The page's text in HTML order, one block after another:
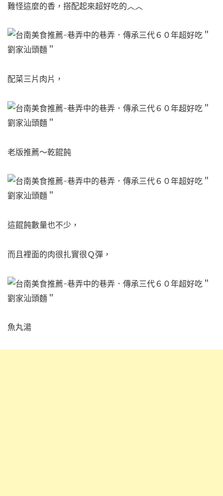
難怪這麼的香，搭配起來超好吃的︿︿
配菜三片肉片，
老版推薦～乾餛飩
這餛飩數量也不少，
而且裡面的肉很扎實很Ｑ彈，
魚丸湯